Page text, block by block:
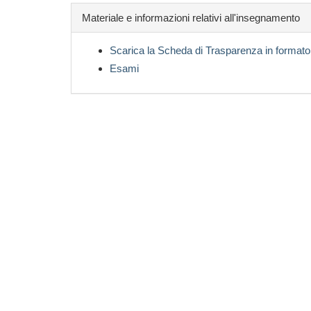
Materiale e informazioni relativi all'insegnamento
Scarica la Scheda di Trasparenza in
Esami